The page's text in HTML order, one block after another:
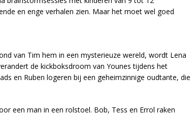
en enge verhalen zien. Maar het moet wel goed
van Tim hem in een mysterieuze wereld, wordt Lena
de kickboksdroom van Younes tijdens het
en Ruben logeren bij een geheimzinnige oudtante, die
een man in een rolstoel. Bob, Tess en Errol raken